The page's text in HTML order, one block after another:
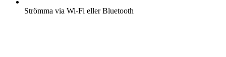
Strömma via Wi-Fi eller Bluetooth